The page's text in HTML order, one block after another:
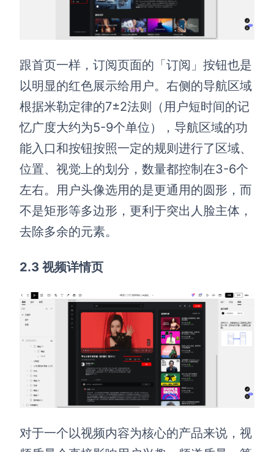
跟首页一样，订阅页面的「订阅」按钮也是
以明显的红色展示给用户。右侧的导航区域
根据米勒定律的7±2法则（用户短时间的记
忆广度大约为5-9个单位），导航区域的功
能入口和按钮按照一定的规则进行了区域、
位置、视觉上的划分，数量都控制在3-6个
左右。用户头像选用的是更通用的圆形，而
不是矩形等多边形，更利于突出人脸主体，
去除多余的元素。
2.3 视频详情页
对于一个以视频内容为核心的产品来说，视